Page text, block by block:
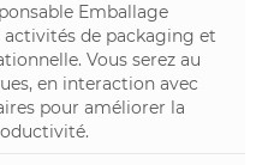
Emballage
de packaging et
Vous serez au
en interaction avec
pour améliorer la